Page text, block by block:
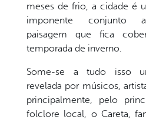
meses de frio, a cidade é
imponente conjunto
paisagem que fica
temporada de inverno.
Some-se a tudo isso
revelada por músicos,
principalmente, pelo
folclore local, o Careta,